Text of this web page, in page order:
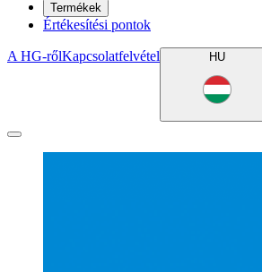
Termékek
Értékesítési pontok
A HG-rőlKapcsolatfelvétel HU